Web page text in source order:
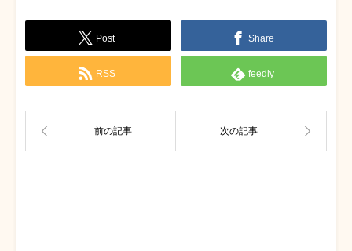
Post Share
RSS feedly